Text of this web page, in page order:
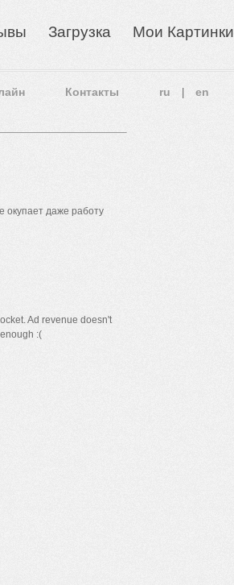
Загрузка Мои Картинки
Контакты ru en
окупает даже работу
Ad revenue doesn't
:(